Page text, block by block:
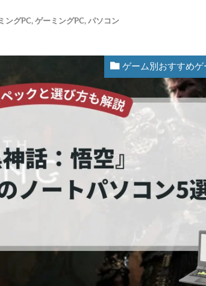
ングPC, ゲーミングPC, パソコン
ゲーム別おすすめゲ